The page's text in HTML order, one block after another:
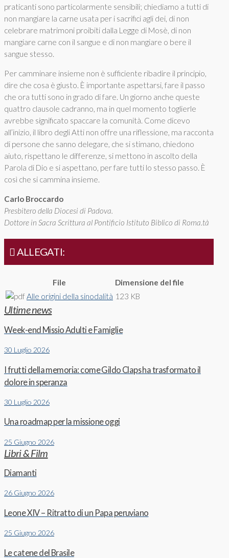
praticanti sono particolarmente sensibili; chiediamo a tutti di
non mangiare la carne usata per i sacrifici agli dei, di non
celebrare matrimoni proibiti dalla Legge di Mosè, di non
mangiare carne con il sangue e di non mangiare o bere il
sangue stesso.
Per camminare insieme non è sufficiente ribadire il principio,
dire che cosa è giusto. È importante aspettarsi, fare il passo
che ora tutti sono in grado di fare. Un giorno anche queste
quattro clausole cadranno, ma in quel momento toglierle
avrebbe significato spaccare la comunità. Come dicevo
all’inizio, il libro degli Atti non offre una riflessione, ma racconta
di persone che sanno delegare, che si stimano, chiedono
aiuto, rispettano le differenze, si mettono in ascolto della
Parola di Dio e si aspettano, per fare tutti lo stesso passo. È
così che si cammina insieme.
Carlo Broccardo
Presbitero della Diocesi di Padova.
Dottore in Sacra Scrittura al Pontificio Istituto Biblico di Roma.tà
ALLEGATI:
File
Dimensione del file
Alle origini della sinodalità 123 KB
Ultime news
Week-end Missio Adulti e Famiglie
30 Luglio 2026
I frutti della memoria: come Gildo Claps ha trasformato il
dolore in speranza
30 Luglio 2026
Una roadmap per la missione oggi
25 Giugno 2026
Libri & Film
Diamanti
26 Giugno 2026
Leone XIV – Ritratto di un Papa peruviano
25 Giugno 2026
Le catene del Brasile